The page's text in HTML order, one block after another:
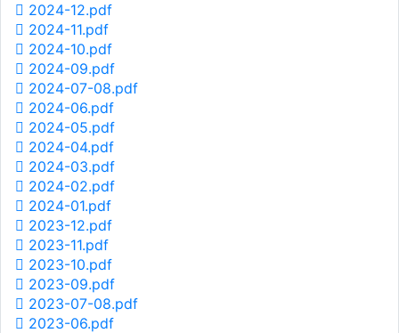
2024-12.pdf
2024-11.pdf
2024-10.pdf
2024-09.pdf
2024-07-08.pdf
2024-06.pdf
2024-05.pdf
2024-04.pdf
2024-03.pdf
2024-02.pdf
2024-01.pdf
2023-12.pdf
2023-11.pdf
2023-10.pdf
2023-09.pdf
2023-07-08.pdf
2023-06.pdf